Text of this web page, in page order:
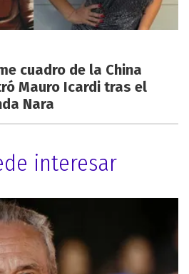
cuadro de la China
Mauro Icardi tras el
Nara
interesar